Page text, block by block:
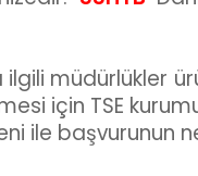
müdürlükler
için TSE
ile